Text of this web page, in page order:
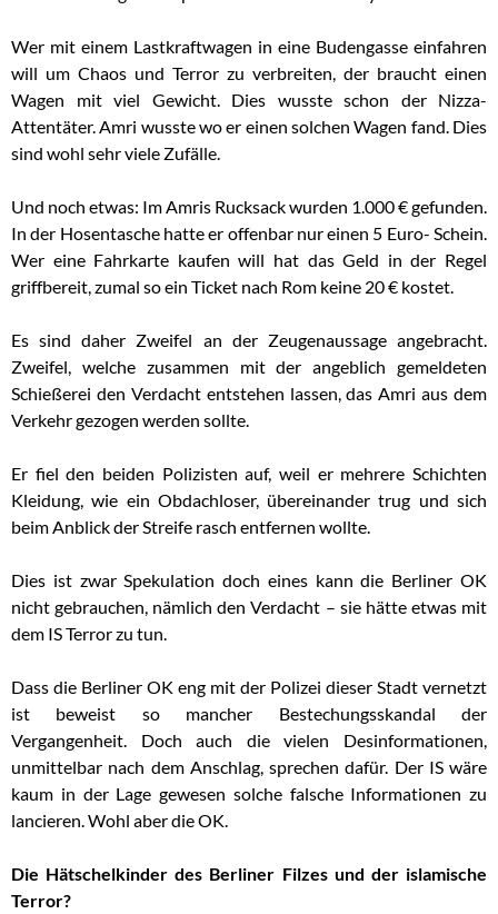
Wer mit einem Lastkraftwagen in eine Budengasse einfahren
will um Chaos und Terror zu verbreiten, der braucht einen
Wagen mit viel Gewicht. Dies wusste schon der Nizza-
Attentäter. Amri wusste wo er einen solchen Wagen fand. Dies
sind wohl sehr viele Zufälle.
Und noch etwas: Im Amris Rucksack wurden 1.000 € gefunden.
In der Hosentasche hatte er offenbar nur einen 5 Euro- Schein.
Wer eine Fahrkarte kaufen will hat das Geld in der Regel
griffbereit, zumal so ein Ticket nach Rom keine 20 € kostet.
Es sind daher Zweifel an der Zeugenaussage angebracht.
Zweifel, welche zusammen mit der angeblich gemeldeten
Schießerei den Verdacht entstehen lassen, das Amri aus dem
Verkehr gezogen werden sollte.
Er fiel den beiden Polizisten auf, weil er mehrere Schichten
Kleidung, wie ein Obdachloser, übereinander trug und sich
beim Anblick der Streife rasch entfernen wollte.
Dies ist zwar Spekulation doch eines kann die Berliner OK
nicht gebrauchen, nämlich den Verdacht – sie hätte etwas mit
dem IS Terror zu tun.
Dass die Berliner OK eng mit der Polizei dieser Stadt vernetzt
ist beweist so mancher Bestechungsskandal der
Vergangenheit. Doch auch die vielen Desinformationen,
unmittelbar nach dem Anschlag, sprechen dafür. Der IS wäre
kaum in der Lage gewesen solche falsche Informationen zu
lancieren. Wohl aber die OK.
Die Hätschelkinder des Berliner Filzes und der islamische
Terror?